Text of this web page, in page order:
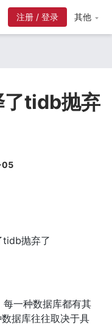
注册 / 登录 其他
了tidb抛弃
tidb抛弃了
据库往往取决于具